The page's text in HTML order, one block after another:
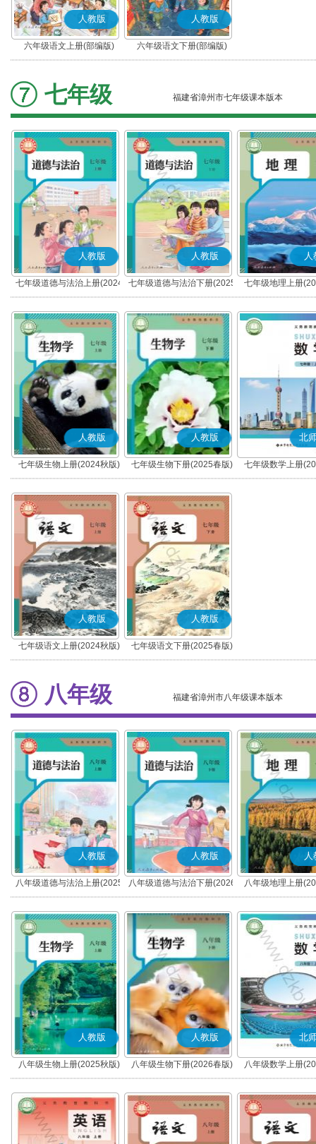
人教版
六年级语文上册(部编版)
人教版
六年级语文下册(部编版)
七年级 福建省漳州市七年级课本版本
人教版
七年级道德与法治上册(2024
秋版)(部编版)
人教版
七年级道德与法治下册(2025
春版)(部编版)
人
七年级地理上册
人教版
七年级生物上册(2024秋版)
人教版
七年级生物下册(2025春版)
北
七年级数学上册
人教版
七年级语文上册(2024秋版)
(部编版)
人教版
七年级语文下册(2025春版)
(部编版)
八年级 福建省漳州市八年级课本版本
人教版
八年级道德与法治上册(2025
秋版)(部编版)
人教版
八年级道德与法治下册(2026
春版)(部编版)
人
八年级地理上册
人教版
八年级生物上册(2025秋版)
人教版
八年级生物下册(2026春版)
北
八年级数学上册